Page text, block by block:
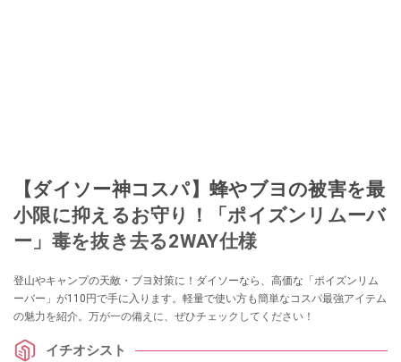
【ダイソー神コスパ】蜂やブヨの被害を最
小限に抑えるお守り！「ポイズンリムーバ
ー」毒を抜き去る2WAY仕様
登山やキャンプの天敵・ブヨ対策に！ダイソーなら、高価な「ポイズンリム
ーバー」が110円で手に入ります。軽量で使い方も簡単なコスパ最強アイテム
の魅力を紹介。万が一の備えに、ぜひチェックしてください！
イチオシスト